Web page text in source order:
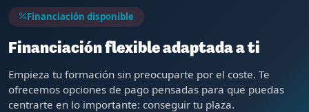
Financiación disponible
Financiación flexible adaptada a ti
Empieza tu formación sin preocuparte por el coste. Te
ofrecemos opciones de pago pensadas para que puedas
centrarte en lo importante: conseguir tu plaza.